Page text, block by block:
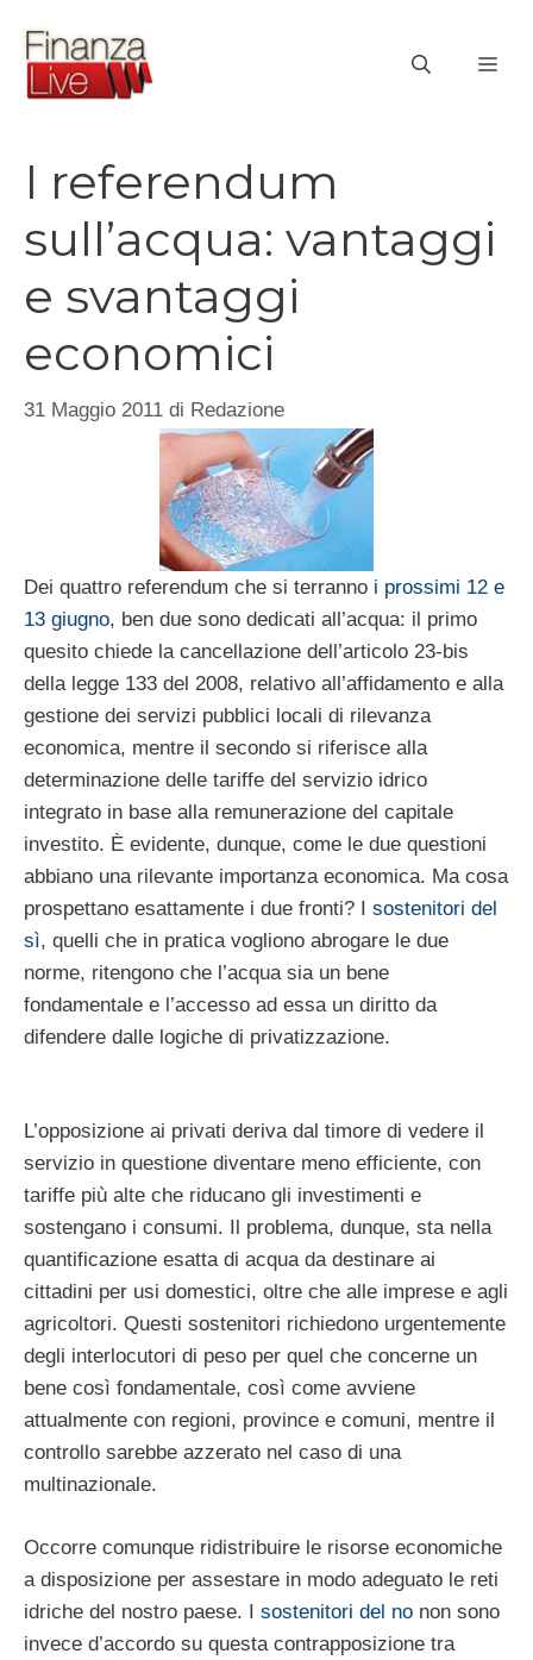
contenuto
I referendum
sull’acqua: vantaggi
e svantaggi
economici
31 Maggio 2011 di Redazione
Dei quattro referendum che si terranno i prossimi 12 e
13 giugno, ben due sono dedicati all’acqua: il primo
quesito chiede la cancellazione dell’articolo 23-bis
della legge 133 del 2008, relativo all’affidamento e alla
gestione dei servizi pubblici locali di rilevanza
economica, mentre il secondo si riferisce alla
determinazione delle tariffe del servizio idrico
integrato in base alla remunerazione del capitale
investito. È evidente, dunque, come le due questioni
abbiano una rilevante importanza economica. Ma cosa
prospettano esattamente i due fronti? I sostenitori del
sì, quelli che in pratica vogliono abrogare le due
norme, ritengono che l’acqua sia un bene
fondamentale e l’accesso ad essa un diritto da
difendere dalle logiche di privatizzazione.
L’opposizione ai privati deriva dal timore di vedere il
servizio in questione diventare meno efficiente, con
tariffe più alte che riducano gli investimenti e
sostengano i consumi. Il problema, dunque, sta nella
quantificazione esatta di acqua da destinare ai
cittadini per usi domestici, oltre che alle imprese e agli
agricoltori. Questi sostenitori richiedono urgentemente
degli interlocutori di peso per quel che concerne un
bene così fondamentale, così come avviene
attualmente con regioni, province e comuni, mentre il
controllo sarebbe azzerato nel caso di una
multinazionale.
Occorre comunque ridistribuire le risorse economiche
a disposizione per assestare in modo adeguato le reti
idriche del nostro paese. I sostenitori del no non sono
invece d’accordo su questa contrapposizione tra